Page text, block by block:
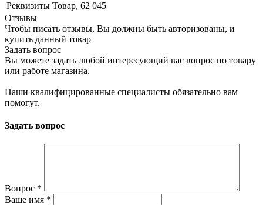
Реквизиты Товар, 62 045
Отзывы
Чтобы писать отзывы, Вы должны быть авторизованы, и
купить данный товар
Задать вопрос
Вы можете задать любой интересующий вас вопрос по товару
или работе магазина.
Наши квалифицированные специалисты обязательно вам
помогут.
Задать вопрос
Вопрос *
Ваше имя *